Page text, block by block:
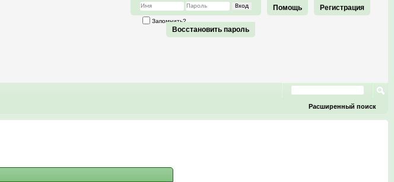
Регистрация
Помощь
Запомнить?
Восстановить пароль
Расширенный поиск